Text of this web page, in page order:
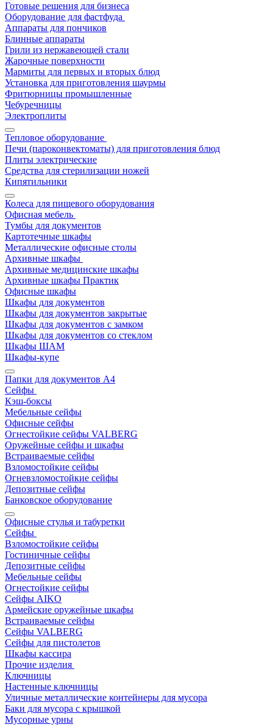
Готовые решения для бизнеса
Оборудование для фастфуда
Аппараты для пончиков
Блинные аппараты
Грили из нержавеющей стали
Жарочные поверхности
Мармиты для первых и вторых блюд
Установка для приготовления шаурмы
Фритюрницы промышленные
Чебуречницы
Электроплиты
Тепловое оборудование
Печи (пароконвектоматы) для приготовления блюд
Плиты электрические
Средства для стерилизации ножей
Кипятильники
Колеса для пищевого оборудования
Офисная мебель
Тумбы для документов
Картотечные шкафы
Металлические офисные столы
Архивные шкафы
Архивные медицинские шкафы
Архивные шкафы Практик
Офисные шкафы
Шкафы для документов
Шкафы для документов закрытые
Шкафы для документов с замком
Шкафы для документов со стеклом
Шкафы ШАМ
Шкафы-купе
Папки для документов A4
Сейфы
Кэш-боксы
Мебельные сейфы
Офисные сейфы
Огнестойкие сейфы VALBERG
Оружейные сейфы и шкафы
Встраиваемые сейфы
Взломостойкие сейфы
Огневзломостойкие сейфы
Депозитные сейфы
Банковское оборудование
Офисные стулья и табуретки
Сейфы
Взломостойкие сейфы
Гостиничные сейфы
Депозитные сейфы
Мебельные сейфы
Огнестойкие сейфы
Сейфы AIKO
Армейские оружейные шкафы
Встраиваемые сейфы
Сейфы VALBERG
Сейфы для пистолетов
Шкафы кассира
Прочие изделия
Ключницы
Настенные ключницы
Уличные металлические контейнеры для мусора
Баки для мусора с крышкой
Мусорные урны